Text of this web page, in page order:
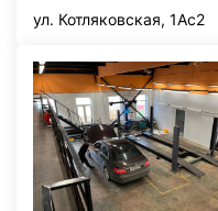
ул. Котляковская, 1Ас2